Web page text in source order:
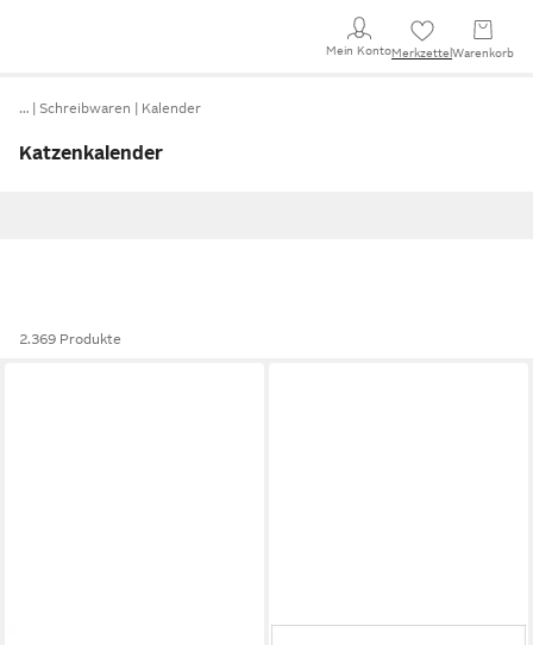
Mein KontoMerkzettel Warenkorb
… Schreibwaren Kalender
Katzenkalender
2.369 Produkte